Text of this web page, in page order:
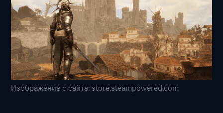
Изображение с сайта: store.steampowered.com